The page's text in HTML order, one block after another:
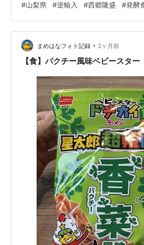
菌発酵させて作られる「発酵食品」で
和菓子。 くず餅といえば関西には“葛
水、砂糖を火にかけて練り上げた透明
菓子。同じ和菓子の“くず餅”でも物は大
donaltobello.hatenablog.com 船橋屋
#山梨県 #逆輸入 #西郷隆盛 #発酵
まめはなフォト記録 • 2ヶ月前
【食】パクチー風味ベビースター